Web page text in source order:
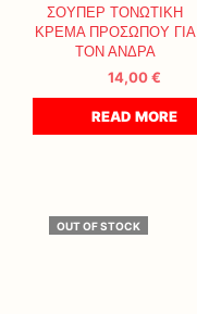
ΣΟΥΠΕΡ ΤΟΝΩΤΙΚΗ
ΚΡΕΜΑ ΠΡΟΣΩΠΟΥ ΓΙΑ
ΤΟΝ ΑΝΔΡΑ
14,00€
READ MORE
OUT OF STOCK